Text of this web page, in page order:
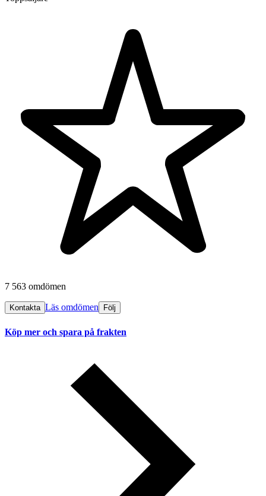
7 563 omdömen
Kontakta Läs omdömen Följ
Köp mer och spara på frakten